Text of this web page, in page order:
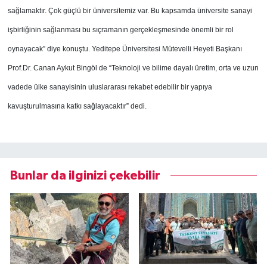
sağlamaktır. Çok güçlü bir üniversitemiz var. Bu kapsamda üniversite sanayi
işbirliğinin sağlanması bu sıçramanın gerçekleşmesinde önemli bir rol
oynayacak” diye konuştu. Yeditepe Üniversitesi Mütevelli Heyeti Başkanı
Prof.Dr. Canan Aykut Bingöl de “Teknoloji ve bilime dayalı üretim, orta ve uzun
vadede ülke sanayisinin uluslararası rekabet edebilir bir yapıya
kavuşturulmasına katkı sağlayacaktır” dedi.
Bunlar da ilginizi çekebilir